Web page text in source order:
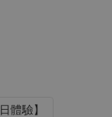
體驗】